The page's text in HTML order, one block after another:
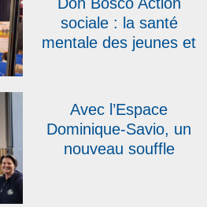
sociale : la santé
mentale des jeunes et
quatrièmes assises
Avec l’Espace
Dominique-Savio, un
nouveau souffle